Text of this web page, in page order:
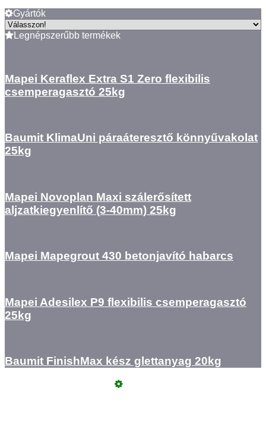
Gyártók
Legnépszerűbb termékek
Mapei Keraflex Extra S1 Zero flexibilis
csemperagasztó 25kg
Baumit KlimaUni páraáteresztő könnyűvakolat
25kg
Mapei Novoplan Maxi szálerősített
aljzatkiegyenlítő (3-40mm) 25kg
Mapei Mapegrout 430 betonjavító habarcs
Mapei Adesilex P9 flexibilis csemperagasztó
25kg
Baumit FinishMax kész glettanyag 20kg